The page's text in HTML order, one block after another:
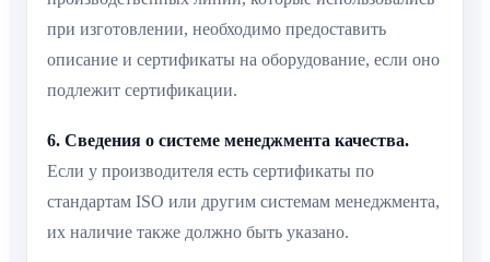
при изготовлении, необходимо предоставить
описание и сертификаты на оборудование, если оно
подлежит сертификации.
6. Сведения о системе менеджмента качества.
Если у производителя есть сертификаты по
стандартам ISO или другим системам менеджмента,
их наличие также должно быть указано.